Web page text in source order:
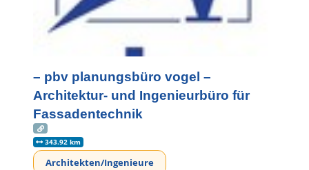
– pbv planungsbüro vogel –
Architektur- und Ingenieurbüro für
Fassadentechnik
343.92 km
Architekten/Ingenieure